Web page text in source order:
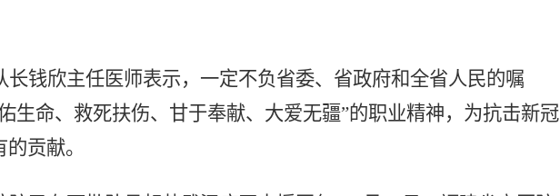
长钱欣主任医师表示，一定不负省委、省政府和全省人民的嘱
生命、救死扶伤、甘于奉献、大爱无疆”的职业精神，为抗击新冠
贡献。